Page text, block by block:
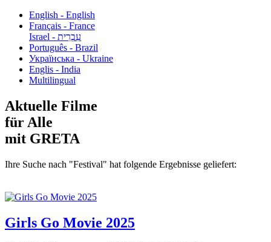
English - English
Français - France
עִבְרִית - Israel
Português - Brazil
Українська - Ukraine
Englis - India
Multilingual
Aktuelle Filme
für Alle
mit GRETA
Ihre Suche nach "Festival" hat folgende Ergebnisse geliefert:
Girls Go Movie 2025